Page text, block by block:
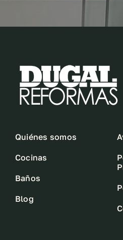
Quiénes somos
Cocinas
Baños
Blog